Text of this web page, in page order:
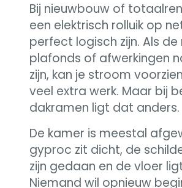
Bij nieuwbouw of
een elektrisch rolluik op
perfect logisch zijn. Als de
plafonds of afwerkingen
zijn, kan je stroom
veel extra werk. Maar bij
dakramen ligt dat anders.
De kamer is meestal
gyproc zit dicht, de
zijn gedaan en de vloer
Niemand wil opnieuw